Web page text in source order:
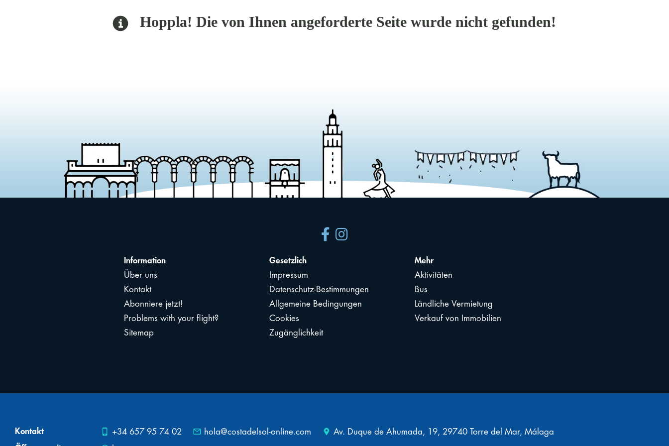
Hoppla! Die von Ihnen angeforderte Seite wurde nicht gefunden!
Information
Über uns
Kontakt
Abonniere jetzt!
Problems with your flight?
Sitemap
Gesetzlich
Impressum
Datenschutz-Bestimmungen
Allgemeine Bedingungen
Cookies
Zugänglichkeit
Mehr
Aktivitäten
Bus
Ländliche Vermietung
Verkauf von Immobilien
Kontakt phone_iphone +34 657 95 74 02 mail_outline hola@costadelsol-online.com place Av. Duque de Ahumada, 19, 29740 Torre del Mar, Málaga